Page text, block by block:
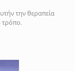
την θεραπεία
τρόπο.